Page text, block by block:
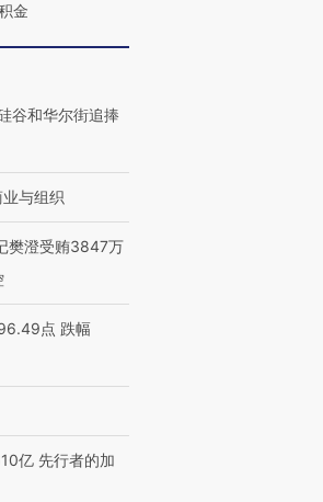
金
谷和华尔街追捧
与组织
樊澄受贿3847万
点 跌幅
亿 先行者的加